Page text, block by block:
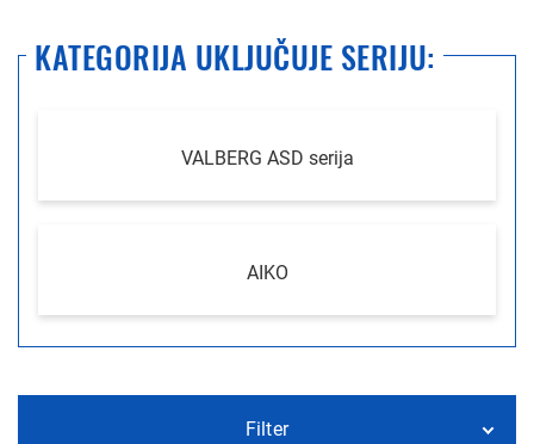
KATEGORIJA UKLJUČUJE SERIJU:
VALBERG ASD serija
AIKO
Filter